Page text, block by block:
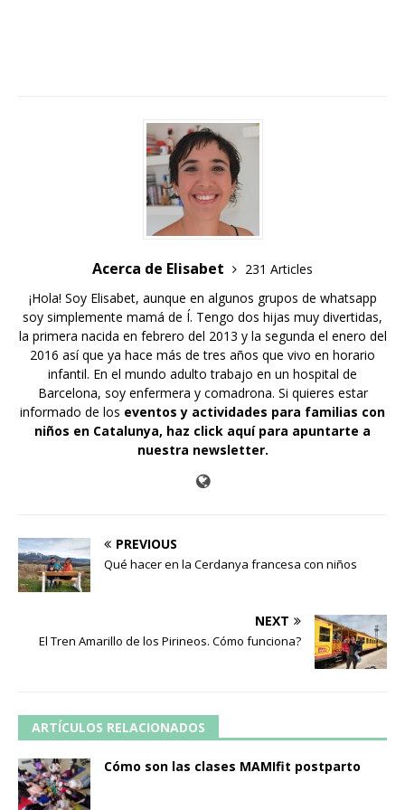
Acerca de Elisabet
231 Articles
¡Hola! Soy Elisabet, aunque en algunos grupos de whatsapp
soy simplemente mamá de Í. Tengo dos hijas muy divertidas,
la primera nacida en febrero del 2013 y la segunda el enero del
2016 así que ya hace más de tres años que vivo en horario
infantil. En el mundo adulto trabajo en un hospital de
Barcelona, soy enfermera y comadrona. Si quieres estar
informado de los eventos y actividades para familias con
niños en Catalunya, haz click aquí para apuntarte a
nuestra newsletter.
PREVIOUS
Qué hacer en la Cerdanya francesa con niños
NEXT
El Tren Amarillo de los Pirineos. Cómo funciona?
ARTÍCULOS RELACIONADOS
Cómo son las clases MAMIfit postparto